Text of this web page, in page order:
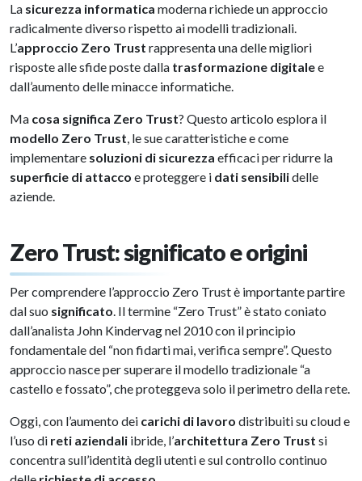
La sicurezza informatica moderna richiede un approccio
radicalmente diverso rispetto ai modelli tradizionali.
L’approccio Zero Trust rappresenta una delle migliori
risposte alle sfide poste dalla trasformazione digitalee
dall’aumento delle minacce informatiche.
Ma cosa significa Zero Trust? Questo articolo esplora il
modello Zero Trust, le sue caratteristiche e come
implementare soluzioni di sicurezza efficaci per ridurre la
superficie di attacco e proteggere i dati sensibilidelle
aziende.
Zero Trust: significato e origini
Per comprendere l’approccio Zero Trust è importante partire
dal suo significato. Il termine “Zero Trust” è stato coniato
dall’analista John Kindervag nel 2010 con il principio
fondamentale del “non fidarti mai, verifica sempre”. Questo
approccio nasce per superare il modello tradizionale “a
castello e fossato”, che proteggeva solo il perimetro della rete.
Oggi, con l’aumento dei carichi di lavoro distribuiti su cloud e
l’uso di reti aziendali ibride, l’architettura Zero Trust si
concentra sull’identità degli utenti e sul controllo continuo